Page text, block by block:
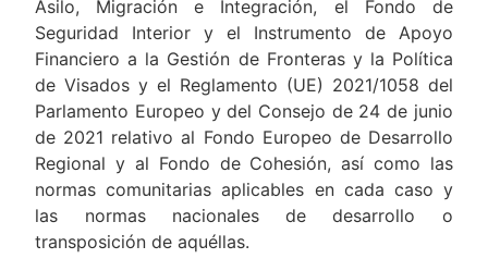
Asilo, Migración e Integración, el Fondo de
Seguridad Interior y el Instrumento de Apoyo
Financiero a la Gestión de Fronteras y la Política
de Visados y el Reglamento (UE) 2021/1058 del
Parlamento Europeo y del Consejo de 24 de junio
de 2021 relativo al Fondo Europeo de Desarrollo
Regional y al Fondo de Cohesión, así como las
normas comunitarias aplicables en cada caso y
las normas nacionales de desarrollo o
transposición de aquéllas.